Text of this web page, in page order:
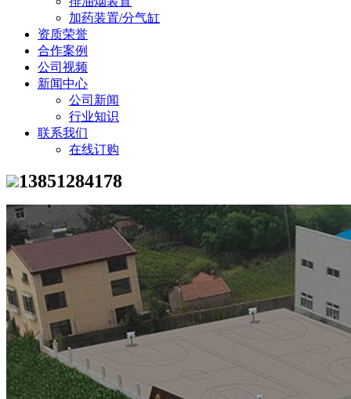
加药装置/分气缸
资质荣誉
合作案例
公司视频
新闻中心
公司新闻
行业知识
联系我们
在线订购
13851284178